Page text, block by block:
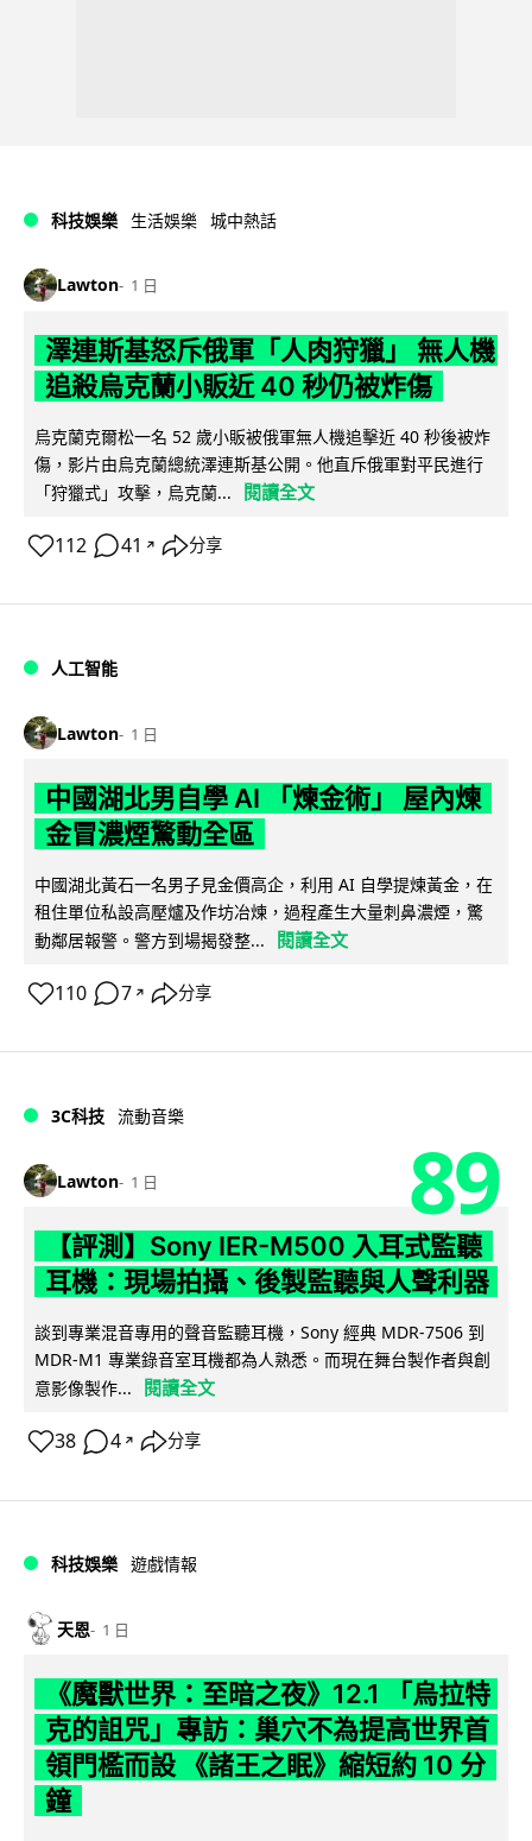
科技娛樂 生活娛樂 城中熱話
Lawton 1 日
澤連斯基怒斥俄軍「人肉狩獵」 無人機
追殺烏克蘭小販近 40 秒仍被炸傷
烏克蘭克爾松一名 52 歲小販被俄軍無人機追擊近 40 秒後被炸
傷，影片由烏克蘭總統澤連斯基公開。他直斥俄軍對平民進行
「狩獵式」攻擊，烏克蘭...
閱讀全文
112 41 ↗ 分享
人工智能
Lawton 1 日
中國湖北男自學 AI 「煉金術」 屋內煉
金冒濃煙驚動全區
中國湖北黃石一名男子見金價高企，利用 AI 自學提煉黃金，在
租住單位私設高壓爐及作坊冶煉，過程產生大量刺鼻濃煙，驚
動鄰居報警。警方到場揭發整...
閱讀全文
110 7 ↗ 分享
3C科技 流動音樂
Lawton 1 日 89
【評測】Sony IER-M500 入耳式監聽
耳機：現場拍攝、後製監聽與人聲利器
談到專業混音專用的聲音監聽耳機，Sony 經典 MDR-7506 到
MDR-M1 專業錄音室耳機都為人熟悉。而現在舞台製作者與創
意影像製作...
閱讀全文
38 4 ↗ 分享
科技娛樂 遊戲情報
天恩 1 日
《魔獸世界：至暗之夜》12.1 「烏拉特
克的詛咒」專訪：巢穴不為提高世界首
領門檻而設 《諸王之眠》縮短約 10 分
鐘